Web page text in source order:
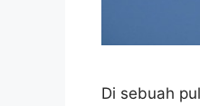
Di sebuah